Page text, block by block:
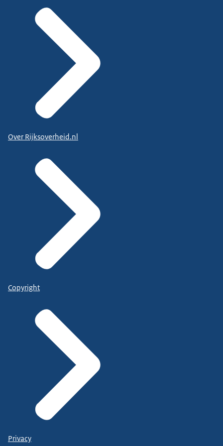
Over Rijksoverheid.nl
Copyright
Privacy